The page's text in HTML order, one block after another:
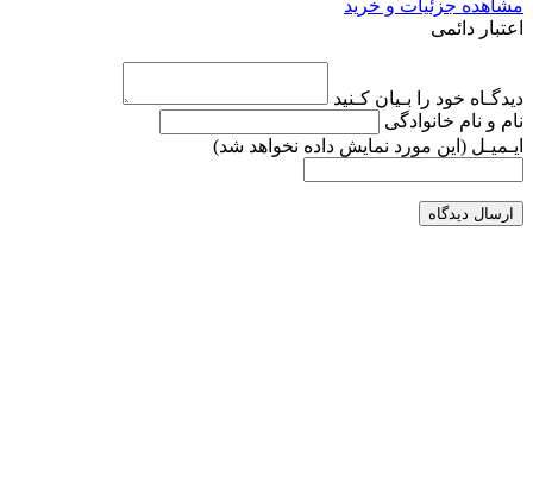
مشاهده جزئیات و خرید
اعتبار دائمی
دیدگـاه خود را بـیان کـنید
نام و نام خانوادگی
ایـمیـل (این مورد نمایش داده نخواهد شد)
ارسال دیدگاه